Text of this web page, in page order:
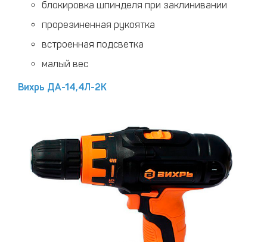
блокировка шпинделя при заклинивании
прорезиненная рукоятка
встроенная подсветка
малый вес
Вихрь ДА-14,4Л-2К